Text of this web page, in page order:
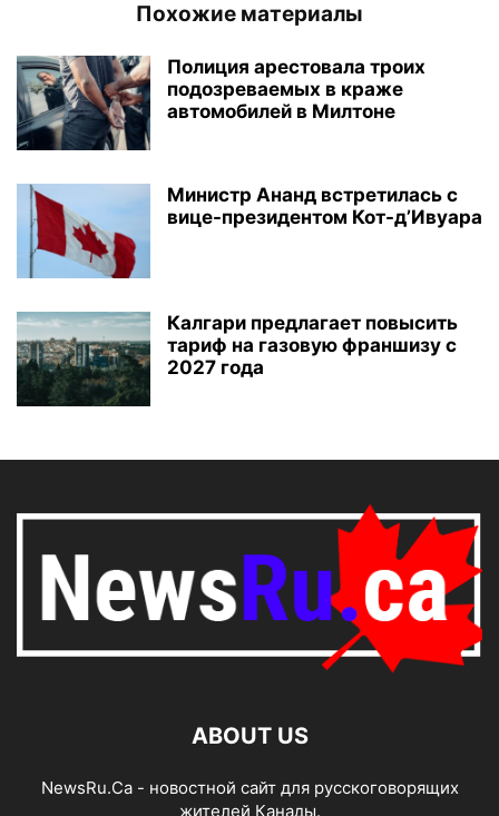
Похожие материалы
Полиция арестовала троих
подозреваемых в краже
автомобилей в Милтоне
Министр Ананд встретилась с
вице-президентом Кот-д’Ивуара
Калгари предлагает повысить
тариф на газовую франшизу с
2027 года
ABOUT US
NewsRu.Ca - новостной сайт для русскоговорящих
жителей Канады.